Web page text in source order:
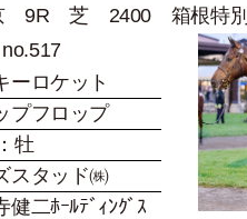
9R 芝 2400 箱根特別
no.517
ーロケット
プフロップ
牡
スタッド㈱
健二ﾎｰﾙﾃﾞｨﾝｸﾞｽ